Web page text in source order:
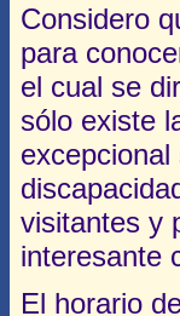
Considero
para
el cual se
sólo existe
visitantes y
interesante
El horario